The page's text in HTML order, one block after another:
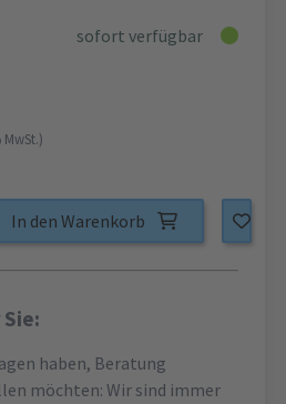
sofort verfügbar
In den Warenkorb
haben, Beratung
möchten: Wir sind immer